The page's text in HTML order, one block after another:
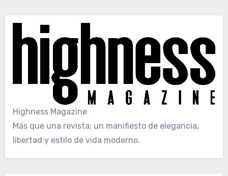
Highness Magazine
Más que una revista: un manifiesto de elegancia,
libertad y estilo de vida moderno.